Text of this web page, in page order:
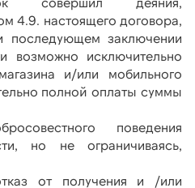
4.9. настоящего договора,
последующем заключении
возможно исключительно
и/или мобильного
полной оплаты суммы
поведения
но не ограничиваясь,
от получения и /или